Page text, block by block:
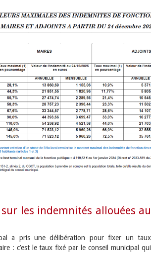
sur les indemnités allouées au
a pris une délibération pour fixer un taux
: c’est le taux fixé par le conseil municipal qui